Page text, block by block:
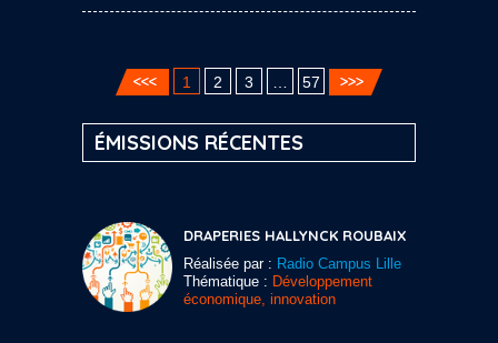
1 2 3 57
ÉMISSIONS RÉCENTES
DRAPERIES HALLYNCK ROUBAIX
Réalisée par : Radio Campus Lille
Thématique : Développement
économique, innovation